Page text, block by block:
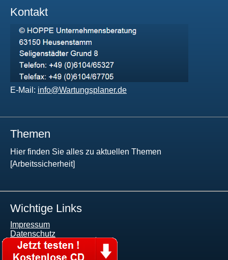
Kontakt
E-Mail: info@Wartungsplaner.de
Themen
Hier finden Sie alles zu aktuellen Themen
[Arbeitssicherheit]
Wichtige Links
Impressum
Datenschutz
AGB
Themen